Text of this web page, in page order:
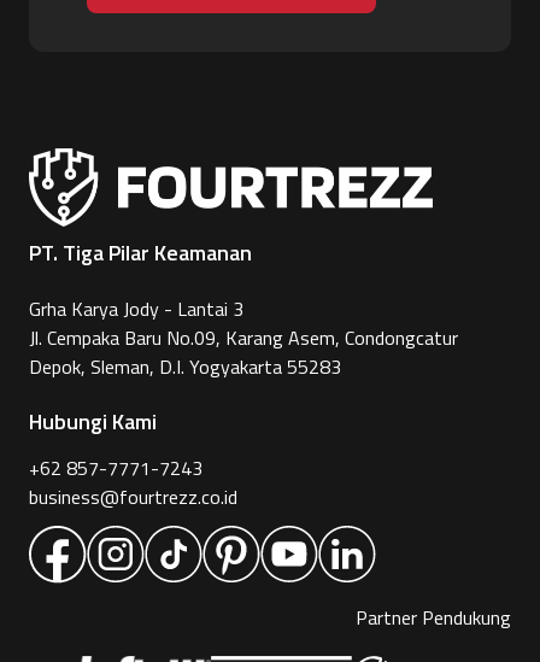
PT. Tiga Pilar Keamanan
Grha Karya Jody - Lantai 3
Jl. Cempaka Baru No.09, Karang Asem, Condongcatur
Depok, Sleman, D.I. Yogyakarta 55283
Hubungi Kami
+62 857-7771-7243
business@fourtrezz.co.id
Partner Pendukung